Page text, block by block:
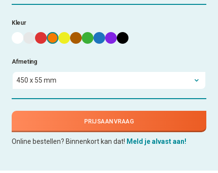
Kleur
Afmeting
PRIJSAANVRAAG
Online bestellen? Binnenkort kan dat! Meld je alvast aan!